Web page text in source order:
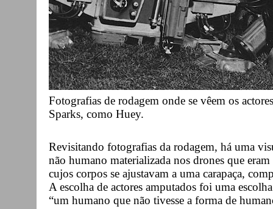
Fotografias de rodagem onde se vêem os
Sparks, como Huey.
Revisitando fotografias da rodagem, há uma
não humano materializada nos drones que
cujos corpos se ajustavam a uma carapaça,
A escolha de actores amputados foi uma
“um humano que não tivesse a forma de